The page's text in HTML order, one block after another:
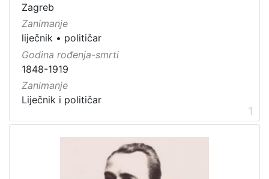
Zagreb
Zanimanje
liječnik • političar
Godina rođenja-smrti
1848-1919
Zanimanje
Liječnik i političar
1